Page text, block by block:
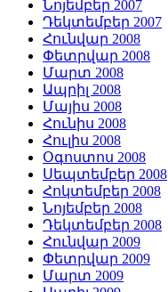
Նոյեմբեր 2007
Դեկտեմբեր 2007
Հունվար 2008
Փետրվար 2008
Մարտ 2008
Ապրիլ 2008
Մայիս 2008
Հունիս 2008
Հուլիս 2008
Օգոստոս 2008
Սեպտեմբեր 2008
Հոկտեմբեր 2008
Նոյեմբեր 2008
Դեկտեմբեր 2008
Հունվար 2009
Փետրվար 2009
Մարտ 2009